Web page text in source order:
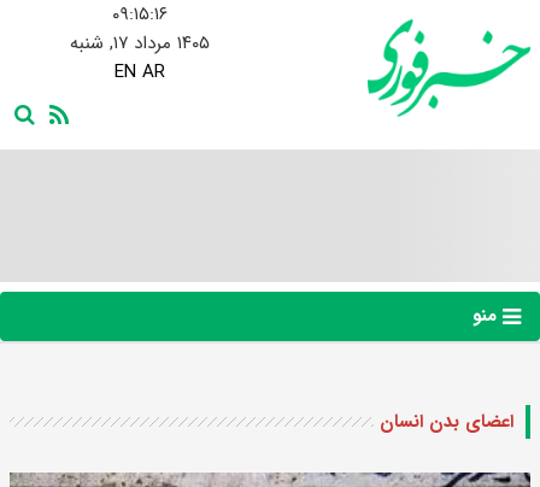
۰۹:۱۵:۱۷
۱۴۰۵ مرداد ۱۷, شنبه
EN AR
منو
اعضای بدن انسان